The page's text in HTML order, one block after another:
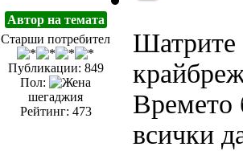
Автор на темата
Старши потребител
Публикации: 849
Пол:
шегаджия
Рейтинг: 473
Шатрите
Времето
всички